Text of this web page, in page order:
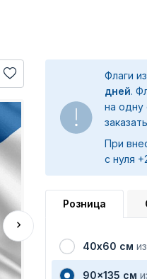
Флаги
дней.
на одну
При
с нуля
Розница
40х60 см
90x135 см